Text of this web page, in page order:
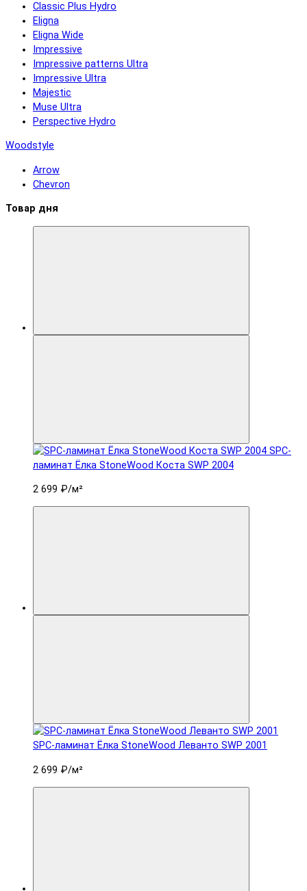
Classic Plus Hydro
Eligna
Eligna Wide
Impressive
Impressive patterns Ultra
Impressive Ultra
Majestic
Muse Ultra
Perspective Hydro
Woodstyle
Arrow
Chevron
Товар дня
SPC-
ламинат Ëлка StoneWood Коста SWP 2004
2 699 ₽/м²
SPC-ламинат Ëлка StoneWood Леванто SWP 2001
2 699 ₽/м²